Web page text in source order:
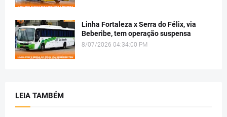
Linha Fortaleza x Serra do Félix, via
Beberibe, tem operação suspensa
8/07/2026 04:34:00 PM
LEIA TAMBÉM